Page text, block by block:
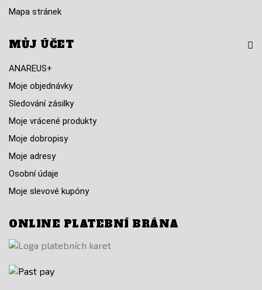
Mapa stránek
MŮJ ÚČET
ANAREUS+
Moje objednávky
Sledování zásilky
Moje vrácené produkty
Moje dobropisy
Moje adresy
Osobní údaje
Moje slevové kupóny
ONLINE PLATEBNÍ BRÁNA